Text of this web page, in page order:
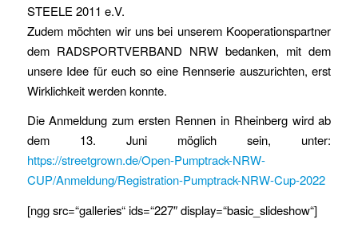
STEELE 2011 e.V.
Zudem möchten wir uns bei unserem Kooperationspartner
dem RADSPORTVERBAND NRW bedanken, mit dem
unsere Idee für euch so eine Rennserie auszurichten, erst
Wirklichkeit werden konnte.
Die Anmeldung zum ersten Rennen in Rheinberg wird ab
dem 13. Juni möglich sein, unter:
https://streetgrown.de/Open-Pumptrack-NRW-
CUP/Anmeldung/Registration-Pumptrack-NRW-Cup-2022
[ngg src=“galleries“ ids=“227″ display=“basic_slideshow“]